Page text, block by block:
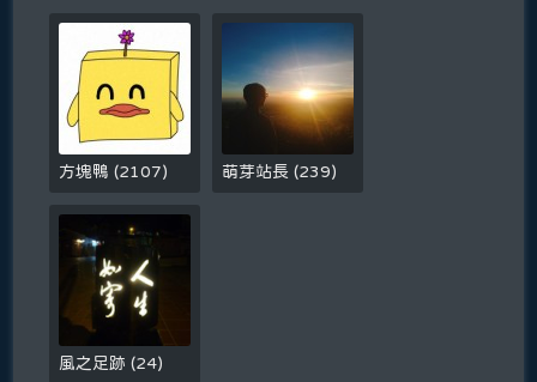
方塊鴨(2107) 萌芽站長(239)
風之足跡(24)